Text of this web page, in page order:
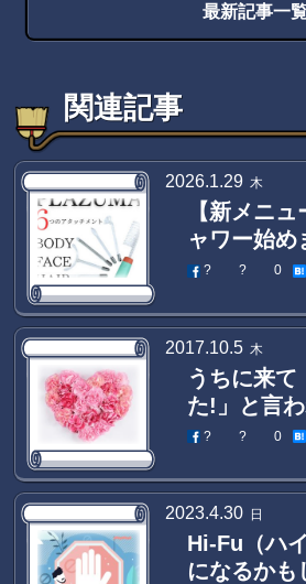
最新記事一
関連記事
2026.1.29 木
【新メニ
ャワー始め
? ? 0
2017.10.5 木
うちに来て
た!」と言
? ? 0
2023.4.30 日
Hi-Fu（ハ
になるかも